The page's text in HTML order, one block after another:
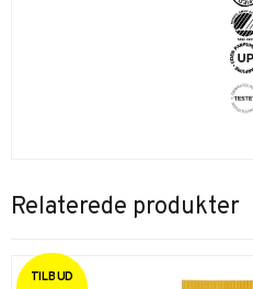
Relaterede produkter
TILBUD